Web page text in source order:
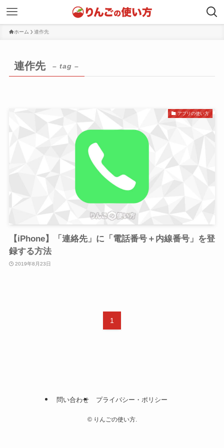
ホーム 連作先
連作先 – tag –
アプリの使い方
【iPhone】「連絡先」に「電話番号＋内線番号」を登
録する方法
2019年8月23日
1
問い合わせ プライバシー・ポリシー
©りんごの使い方.